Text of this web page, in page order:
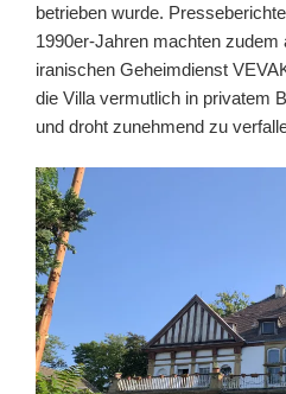
betrieben wurde.
1990er-Jahren machten
iranischen Geheimdienst
die Villa vermutlich in privatem
und droht zunehmend zu